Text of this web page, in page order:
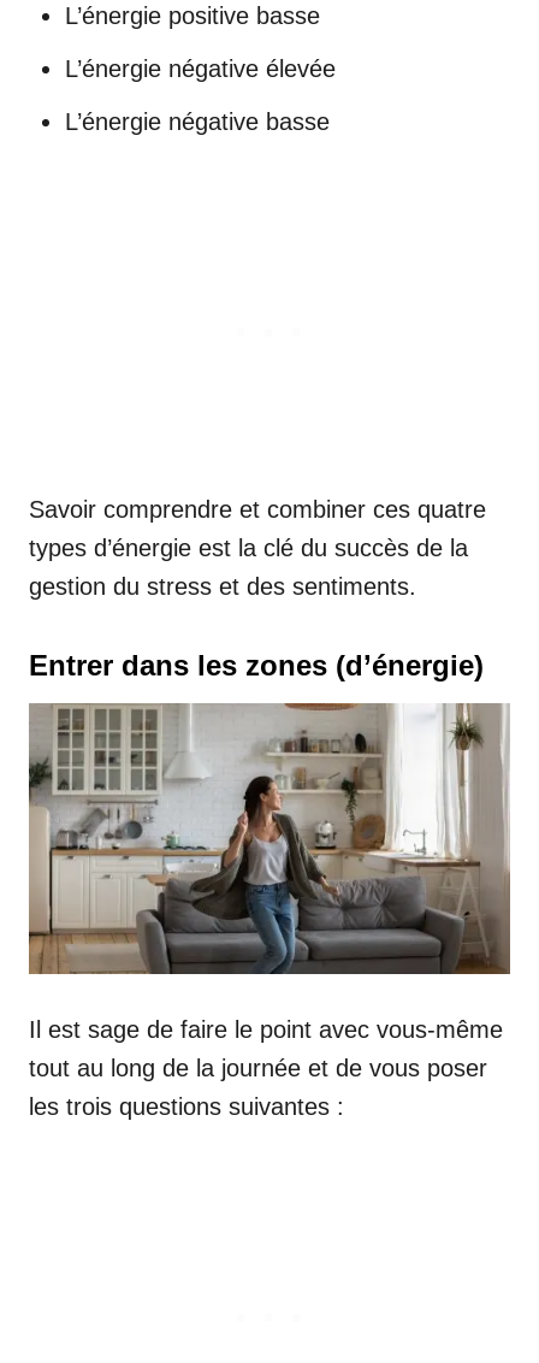
L’énergie positive basse
L’énergie négative élevée
L’énergie négative basse
Savoir comprendre et combiner ces quatre
types d’énergie est la clé du succès de la
gestion du stress et des sentiments.
Entrer dans les zones (d’énergie)
Il est sage de faire le point avec vous-même
tout au long de la journée et de vous poser
les trois questions suivantes :